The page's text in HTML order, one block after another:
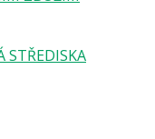
STŘEDISKA